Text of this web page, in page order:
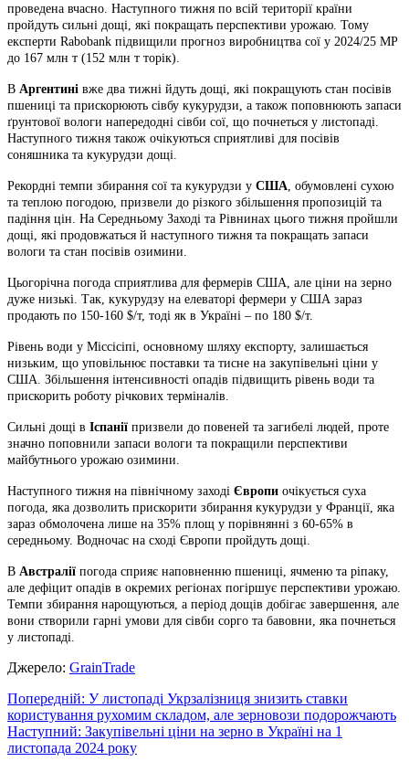
проведена вчасно. Наступного тижня по всій території країни
пройдуть сильні дощі, які покращать перспективи урожаю. Тому
експерти Rabobank підвищили прогноз виробництва сої у 2024/25 МР
до 167 млн т (152 млн т торік).
В Аргентині вже два тижні йдуть дощі, які покращують стан посівів
пшениці та прискорюють сівбу кукурудзи, а також поповнюють запаси
ґрунтової вологи напередодні сівби сої, що почнеться у листопаді.
Наступного тижня також очікуються сприятливі для посівів
соняшника та кукурудзи дощі.
Рекордні темпи збирання сої та кукурудзи у США , обумовлені сухою
та теплою погодою, призвели до різкого збільшення пропозицій та
падіння цін. На Середньому Заході та Рівнинах цього тижня пройшли
дощі, які продовжаться й наступного тижня та покращать запаси
вологи та стан посівів озимини.
Цьогорічна погода сприятлива для фермерів США, але ціни на зерно
дуже низькі. Так, кукурудзу на елеваторі фермери у США зараз
продають по 150-160 $/т, тоді як в Україні – по 180 $/т.
Рівень води у Міссісіпі, основному шляху експорту, залишається
низьким, що уповільнює поставки та тисне на закупівельні ціни у
США. Збільшення інтенсивності опадів підвищить рівень води та
прискорить роботу річкових терміналів.
Сильні дощі в Іспанії призвели до повеней та загибелі людей, проте
значно поповнили запаси вологи та покращили перспективи
майбутнього урожаю озимини.
Наступного тижня на північному заході Європи очікується суха
погода, яка дозволить прискорити збирання кукурудзи у Франції, яка
зараз обмолочена лише на 35% площ у порівнянні з 60-65% в
середньому. Водночас на сході Європи пройдуть дощі.
В Австралії погода сприяє наповненню пшениці, ячменю та ріпаку,
але дефіцит опадів в окремих регіонах погіршує перспективи урожаю.
Темпи збирання нарощуються, а період дощів добігає завершення, але
вони створили гарні умови для сівби сорго та бавовни, яка почнеться
у листопаді.
Джерело: GrainTrade
Навігація
записів
Попередній: У листопаді Укрзалізниця знизить ставки
користування рухомим складом, але зерновози подорожчають
Наступний: Закупівельні ціни на зерно в Україні на 1
листопада 2024 року